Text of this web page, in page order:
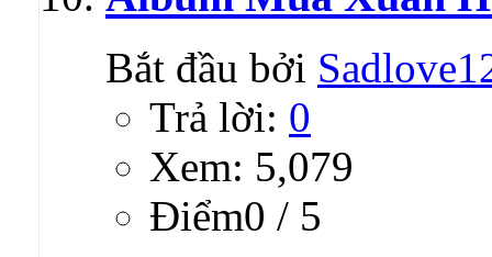
Bắt đầu bởi
Trả lời: 0
Xem: 5,079
Ðiểm0 / 5